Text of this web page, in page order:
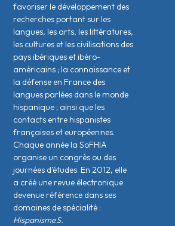
favoriser le développement des
recherches portant sur les
langues, les arts, les littératures,
les cultures et les civilisations des
pays ibériques et ibéro-
américains ; la connaissance et
la défense en France des
langues parlées dans le monde
hispanique ; ainsi que les
contacts entre hispanistes
français·es et européen·nes.
Chaque année la SoFHIA
organise un congrès ou des
journées d’études. En 2012, elle
a créé une revue électronique
devenue référence dans ses
domaines de spécialité :
HispanismeS.